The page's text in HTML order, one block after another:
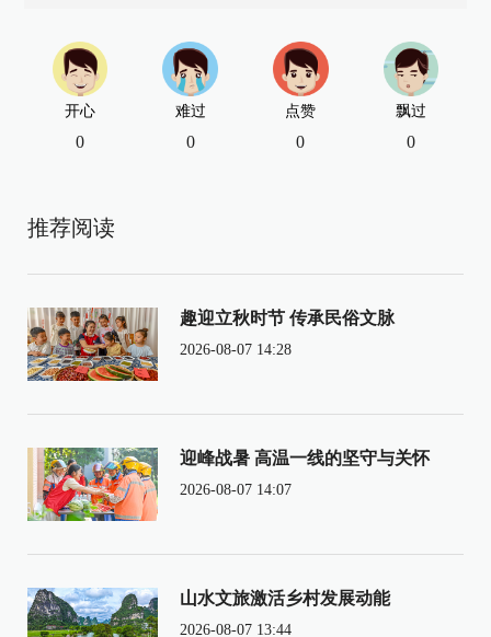
开心
0
难过
0
点赞
0
飘过
0
推荐阅读
趣迎立秋时节 传承民俗文脉
2026-08-07 14:28
迎峰战暑 高温一线的坚守与关怀
2026-08-07 14:07
山水文旅激活乡村发展动能
2026-08-07 13:44